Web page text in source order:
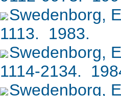
Swedenborg,
1113. 1983.
Swedenborg,
1114-2134.
Swedenborg,